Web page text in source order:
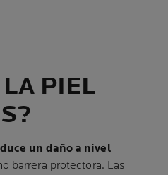
PIEL
un daño a nivel
barrera protectora. Las